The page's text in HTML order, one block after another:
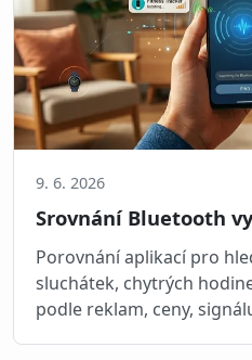
9. 6. 2026
Srovnání Bluetooth
Porovnání aplikací pro
sluchátek, chytrých
podle reklam, ceny,